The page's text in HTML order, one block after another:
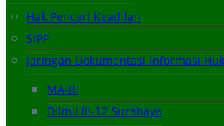
Hak Pencari Keadilan
SIPP
Jaringan Dokumentasi Informasi
MA-RI
Dilmil III-12 Surabaya